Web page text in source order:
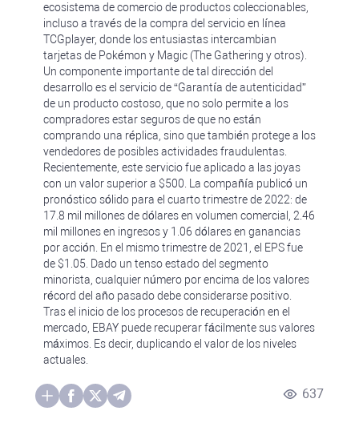
ecosistema de comercio de productos coleccionables,
incluso a través de la compra del servicio en línea
TCGplayer, donde los entusiastas intercambian
tarjetas de Pokémon y Magic (The Gathering y otros).
Un componente importante de tal dirección del
desarrollo es el servicio de “Garantía de autenticidad”
de un producto costoso, que no solo permite a los
compradores estar seguros de que no están
comprando una réplica, sino que también protege a los
vendedores de posibles actividades fraudulentas.
Recientemente, este servicio fue aplicado a las joyas
con un valor superior a $500. La compañía publicó un
pronóstico sólido para el cuarto trimestre de 2022: de
17.8 mil millones de dólares en volumen comercial, 2.46
mil millones en ingresos y 1.06 dólares en ganancias
por acción. En el mismo trimestre de 2021, el EPS fue
de $1.05. Dado un tenso estado del segmento
minorista, cualquier número por encima de los valores
récord del año pasado debe considerarse positivo.
Tras el inicio de los procesos de recuperación en el
mercado, EBAY puede recuperar fácilmente sus valores
máximos. Es decir, duplicando el valor de los niveles
actuales.
637